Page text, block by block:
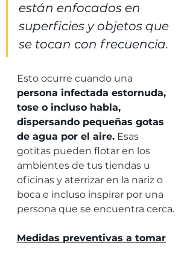
están enfocados en
superficies y objetos que
se tocan con frecuencia.
Esto ocurre cuando una
persona infectada estornuda,
tose o incluso habla,
dispersando pequeñas gotas
de agua por el aire. Esas
gotitas pueden flotar en los
ambientes de tus tiendas u
oficinas y aterrizar en la nariz o
boca e incluso inspirar por una
persona que se encuentra cerca.
Medidas preventivas a tomar